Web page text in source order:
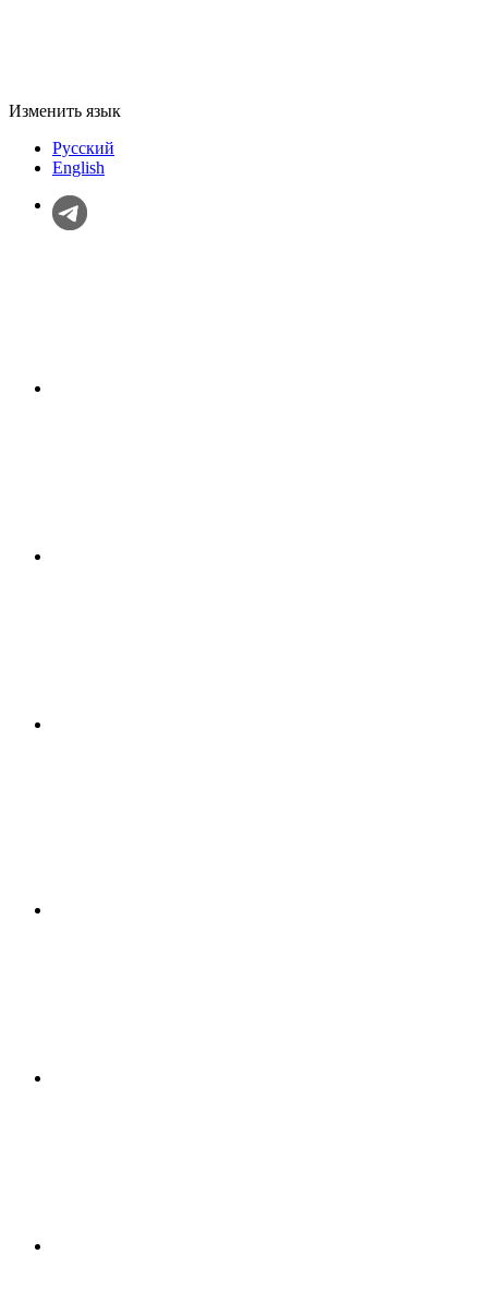
Изменить язык
Русский
English